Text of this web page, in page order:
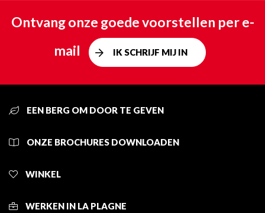
Ontvang onze goede voorstellen per e-
mail
IK SCHRIJF MIJ IN
EEN BERG OM DOOR TE GEVEN
ONZE BROCHURES DOWNLOADEN
WINKEL
WERKEN IN LA PLAGNE